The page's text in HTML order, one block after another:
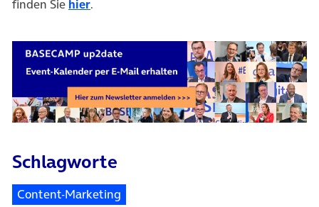
finden Sie hier.
Schlagworte
Content-Marketing